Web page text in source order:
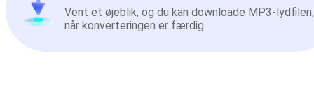
Vent et øjeblik, og du kan downloade MP3-lydfilen,
når konverteringen er færdig.